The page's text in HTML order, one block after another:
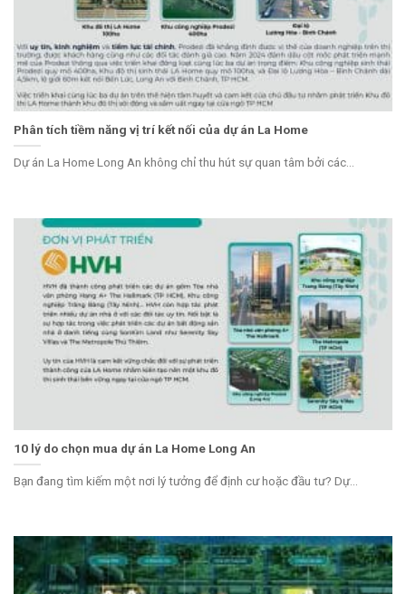
Phân tích tiềm năng vị trí kết nối của dự án La Home
Dự án La Home Long An không chỉ thu hút sự quan tâm bởi các...
10 lý do chọn mua dự án La Home Long An
Bạn đang tìm kiếm một nơi lý tưởng để định cư hoặc đầu tư? Dự...